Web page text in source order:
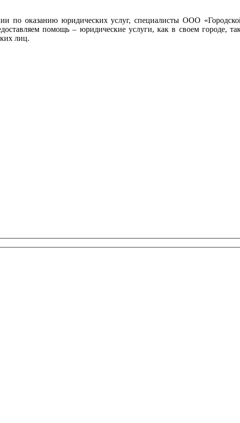
по оказанию юридических услуг, специалисты ООО
помощь – юридические услуги, как в своем городе,
лиц.